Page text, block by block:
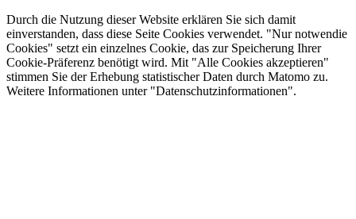
Durch die Nutzung dieser Website erklären Sie sich damit
einverstanden, dass diese Seite Cookies verwendet. "Nur notwendie
Cookies" setzt ein einzelnes Cookie, das zur Speicherung Ihrer
Cookie-Präferenz benötigt wird. Mit "Alle Cookies akzeptieren"
stimmen Sie der Erhebung statistischer Daten durch Matomo zu.
Weitere Informationen unter "Datenschutzinformationen".